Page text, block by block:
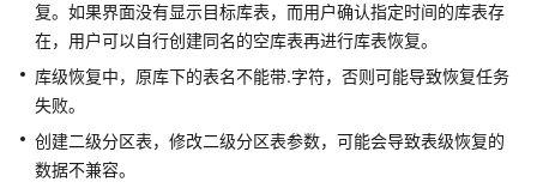
常
见
问
题
故
障
复。如果界面没有显示目标库表，而用户确认指定时间的库表存
在，用户可以自行创建同名的空库表再进行库表恢复。
库级恢复中，原库下的表名不能带.字符，否则可能导致恢复任务
失败。
创建二级分区表，修改二级分区表参数，可能会导致表级恢复的
数据不兼容。